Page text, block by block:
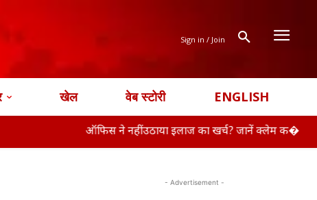
Sign in / Join
खेल वेब स्टोरी ENGLISH
ऑफिस ने नहीं उठाया इलाज का खर्च? जानें क्लेम क� RBI ने
- Advertisement -